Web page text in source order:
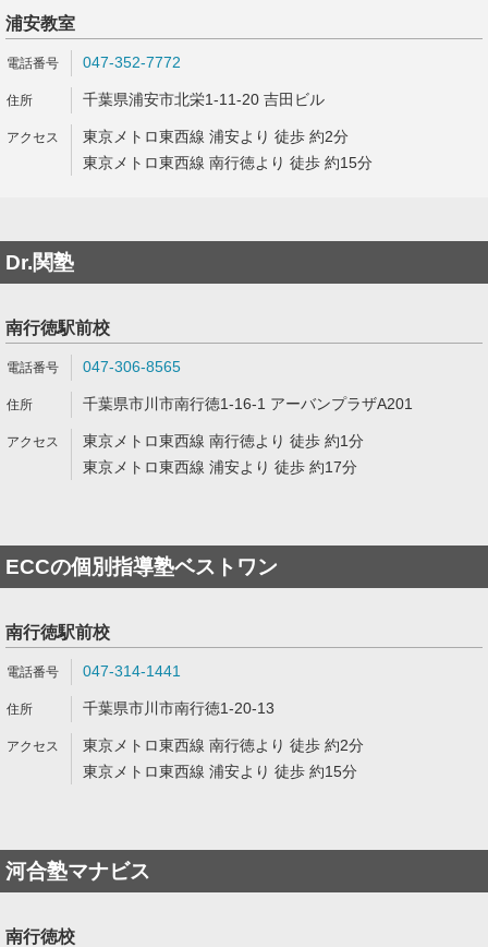
浦安教室
047-352-7772
千葉県浦安市北栄1-11-20 吉田ビル
東京メトロ東西線 浦安より 徒歩 約2分
東京メトロ東西線 南行徳より 徒歩 約15分
Dr.関塾
南行徳駅前校
047-306-8565
千葉県市川市南行徳1-16-1 アーバンプラザA201
東京メトロ東西線 南行徳より 徒歩 約1分
東京メトロ東西線 浦安より 徒歩 約17分
ECCの個別指導塾ベストワン
南行徳駅前校
047-314-1441
千葉県市川市南行徳1-20-13
東京メトロ東西線 南行徳より 徒歩 約2分
東京メトロ東西線 浦安より 徒歩 約15分
河合塾マナビス
南行徳校